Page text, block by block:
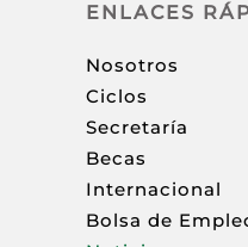
ENLACES
Nosotros
Ciclos
Secretaría
Becas
Internacional
Bolsa de